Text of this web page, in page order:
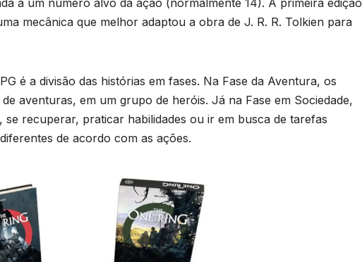
a um número alvo da ação (normalmente 14). A primeira edição
mecânica que melhor adaptou a obra de J. R. R. Tolkien para
é a divisão das histórias em fases. Na Fase da Aventura, os
aventuras, em um grupo de heróis. Já na Fase em Sociedade,
recuperar, praticar habilidades ou ir em busca de tarefas
de acordo com as ações.